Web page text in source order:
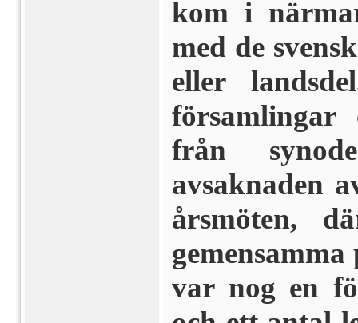
kom i
med de
eller
från
avsaknaden
årsmöten,
var nog en